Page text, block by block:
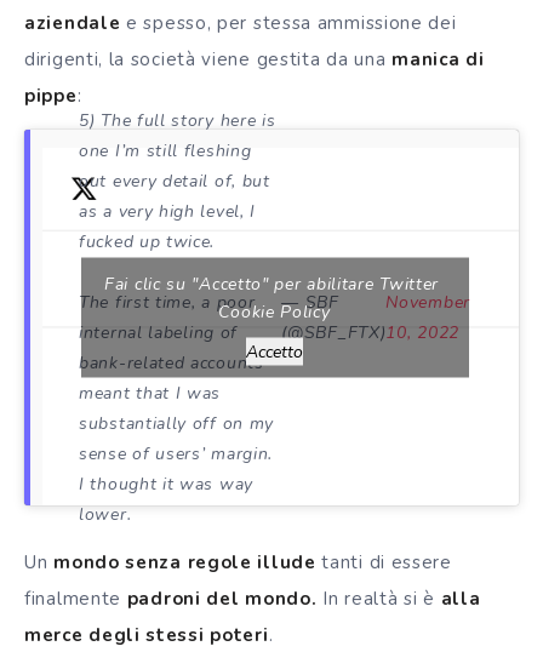
aziendale e spesso, per stessa ammissione dei
dirigenti, la società viene gestita da una manica di
pippe:
5) The full story here is
one I’m still fleshing
out every detail of, but
as a very high level, I
fucked up twice.
The first time, a poor
internal labeling of
bank-related accounts
meant that I was
substantially off on my
sense of users’ margin.
I thought it was way
lower.
— SBF
(@SBF_FTX)
November
10, 2022
Fai clic su "Accetto" per abilitare Twitter
Cookie Policy
Accetto
Un mondo senza regole illude tanti di essere
finalmente padroni del mondo. In realtà si è alla
merce degli stessi poteri.